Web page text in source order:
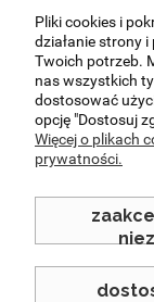
Pliki cookies i
działanie strony
Twoich potrzeb.
nas wszystkich
dostosować
opcję "Dostosuj
Więcej o plikach
prywatności.